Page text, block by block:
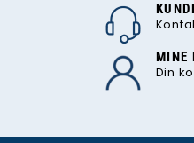
MINE
Din